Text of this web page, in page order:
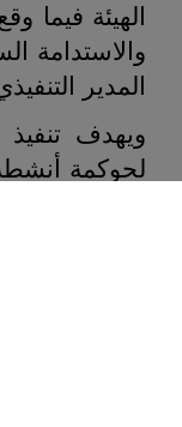
الهيئة فيما
والاستدامة
المدير
ويهدف
لحوكمة